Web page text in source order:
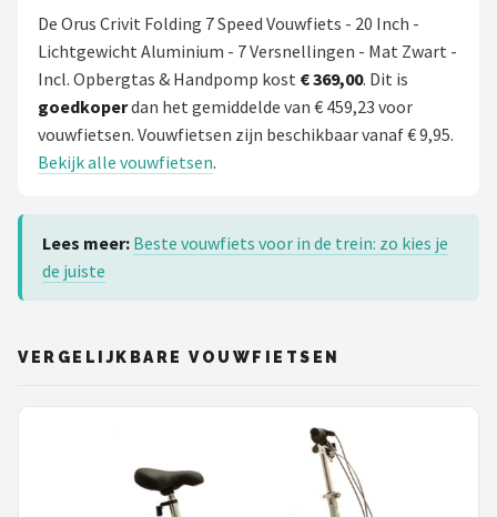
De Orus Crivit Folding 7 Speed Vouwfiets - 20 Inch -
Lichtgewicht Aluminium - 7 Versnellingen - Mat Zwart -
Incl. Opbergtas & Handpomp kost € 369,00. Dit is
goedkoperdan het gemiddelde van € 459,23 voor
vouwfietsen. Vouwfietsen zijn beschikbaar vanaf € 9,95.
Bekijk alle vouwfietsen.
Lees meer: Beste vouwfiets voor in de trein: zo kies je
de juiste
VERGELIJKBARE VOUWFIETSEN